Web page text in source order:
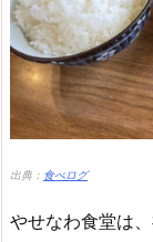
出典： 食べログ
やせなわ食堂は